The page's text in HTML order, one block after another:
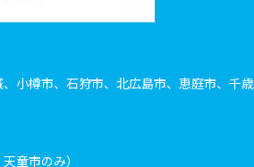
小樽市、石狩市、北広島市、恵庭市、千歳
童市のみ）